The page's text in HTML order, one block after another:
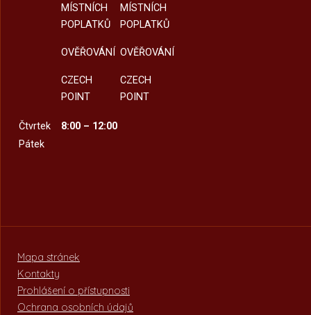
MÍSTNÍCH
POPLATKŮ
OVĚŘOVÁNÍ
CZECH
POINT
MÍSTNÍCH
POPLATKŮ
OVĚŘOVÁNÍ
CZECH
POINT
Čtvrtek
8:00 – 12:00
Pátek
Mapa stránek
Kontakty
Prohlášení o přístupnosti
Ochrana osobních údajů